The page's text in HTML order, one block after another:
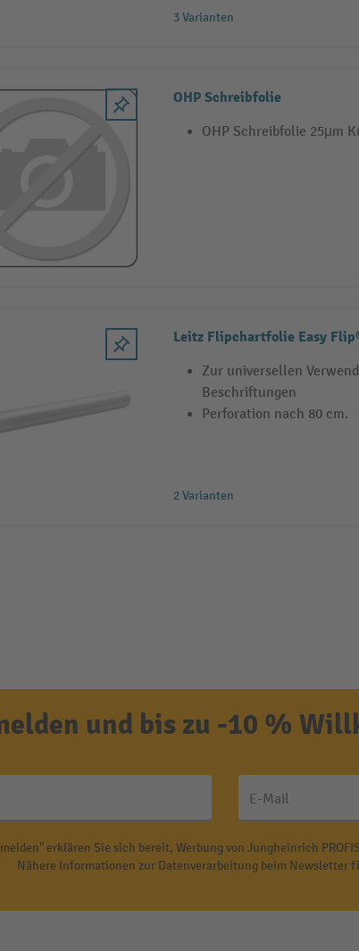
3 Varianten
OHP Schreibfolie
OHP Schreibfolie 25µm
Zur universellen
Beschriftungen
Perforation nach 80 cm.
2 Varianten
und bis zu -10 %
E-Mail
erklären Sie sich bereit, Werbung von Jungheinrich
Nähere Informationen zur Datenverarbeitung beim Newsletter